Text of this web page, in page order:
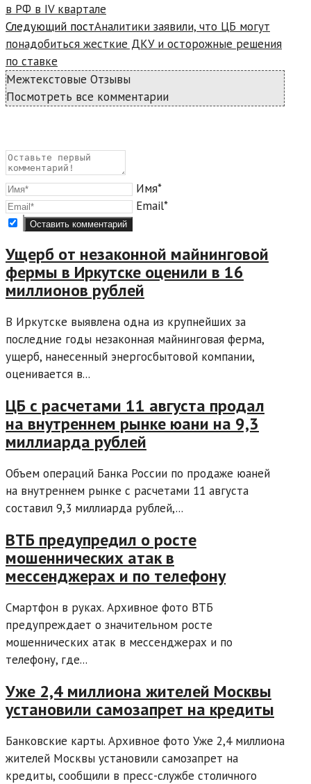
в РФ в IV квартале
Следующий постАналитики заявили, что ЦБ могут
понадобиться жесткие ДКУ и осторожные решения
по ставке
Межтекстовые Отзывы
Посмотреть все комментарии
Имя*
Email*
Ущерб от незаконной майнинговой
фермы в Иркутске оценили в 16
миллионов рублей
В Иркутске выявлена одна из крупнейших за
последние годы незаконная майнинговая ферма,
ущерб, нанесенный энергосбытовой компании,
оценивается в...
ЦБ с расчетами 11 августа продал
на внутреннем рынке юани на 9,3
миллиарда рублей
Объем операций Банка России по продаже юаней
на внутреннем рынке с расчетами 11 августа
составил 9,3 миллиарда рублей,...
ВТБ предупредил о росте
мошеннических атак в
мессенджерах и по телефону
Смартфон в руках. Архивное фото ВТБ
предупреждает о значительном росте
мошеннических атак в мессенджерах и по
телефону, где...
Уже 2,4 миллиона жителей Москвы
установили самозапрет на кредиты
Банковские карты. Архивное фото Уже 2,4 миллиона
жителей Москвы установили самозапрет на
кредиты, сообщили в пресс-службе столичного